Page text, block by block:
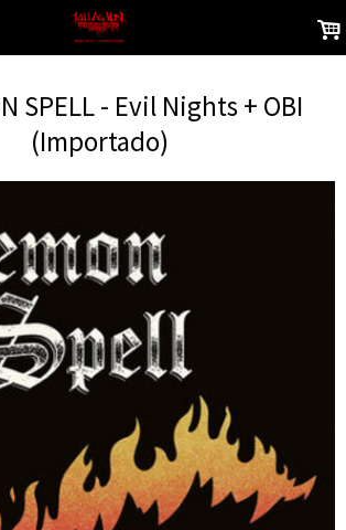
.
SPELL - Evil Nights + OBI
(Importado)